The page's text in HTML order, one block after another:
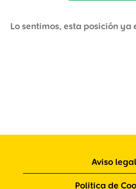
Lo sentimos, esta posición ya
Aviso legal
Politica de